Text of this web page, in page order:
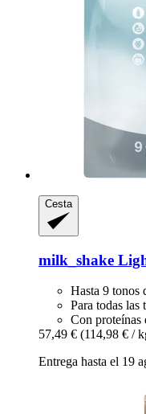
Cesta
milk_shake
Hasta 9 tonos
Para todas las
Con proteínas
57,49 € (114,98 € /
Entrega hasta el 19